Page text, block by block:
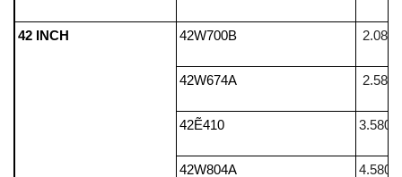
42 INCH 42W700B
42W674A
42Ẽ410
42W804A